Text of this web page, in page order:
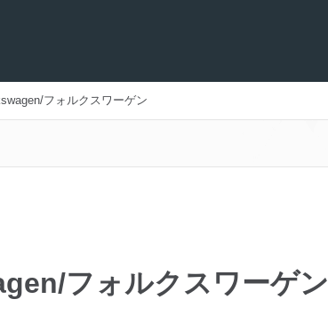
フォルクスワーゲン
フォルクスワーゲン